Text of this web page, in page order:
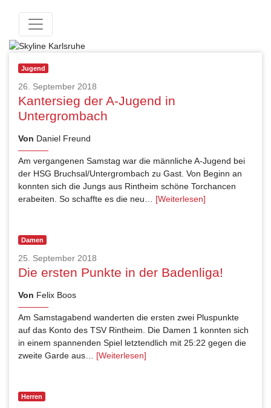
Jugend
26. September 2018
Kantersieg der A-Jugend in
Untergrombach
Von Daniel Freund
Am vergangenen Samstag war die männliche A-Jugend bei
der HSG Bruchsal/Untergrombach zu Gast. Von Beginn an
konnten sich die Jungs aus Rintheim schöne Torchancen
erabeiten. So schaffte es die neu… [Weiterlesen]
Damen
25. September 2018
Die ersten Punkte in der Badenliga!
Von Felix Boos
Am Samstagabend wanderten die ersten zwei Pluspunkte
auf das Konto des TSV Rintheim. Die Damen 1 konnten sich
in einem spannenden Spiel letztendlich mit 25:22 gegen die
zweite Garde aus… [Weiterlesen]
Herren